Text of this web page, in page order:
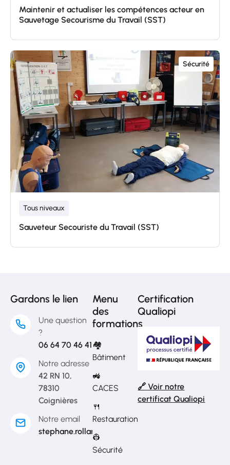
Maintenir et actualiser les compétences acteur en
Sauvetage Secourisme du Travail (SST)
Sécurité
Tous niveaux
Sauveteur Secouriste du Travail (SST)
Gardons le lien
Une question
?
06 64 70 46 41
Notre adresse
42 RN 10,
78310
Coignières
Notre email
stephane.rolland@formagroup.fr
Menu
des
formations
🏘️
Bâtiment
🚜
CACES
🍴
Restauration
👷
Sécurité
Certification
Qualiopi
🔗 Voir notre
certificat Qualiopi